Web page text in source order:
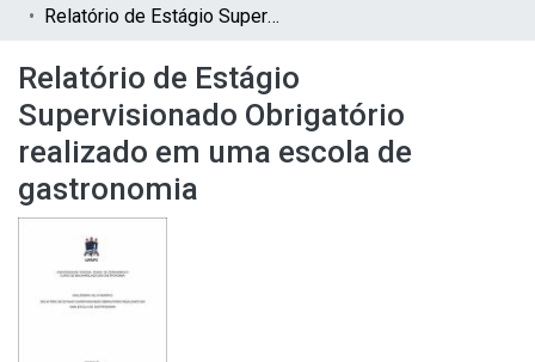
Relatório de Estágio Supervisionado Obrigatório realizado em uma escola de gastronomia
Relatório de Estágio
Supervisionado Obrigatório
realizado em uma escola de
gastronomia